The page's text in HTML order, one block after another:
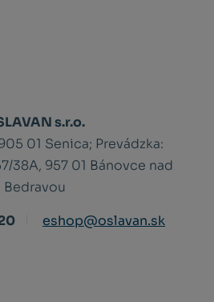
s.r.o.
01 Senica; Prevádzka:
38A, 957 01 Bánovce nad
Bedravou
eshop@oslavan.sk